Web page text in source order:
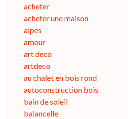
acheter
acheter une maison
alpes
amour
art deco
artdeco
au chalet en bois rond
autoconstruction bois
bain de soleil
balancelle